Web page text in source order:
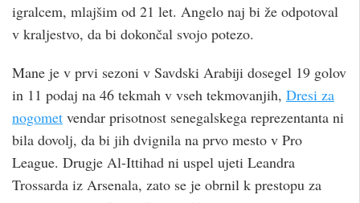
igralcem, mlajšim od 21 let. Angelo naj bi že odpotoval
v kraljestvo, da bi dokončal svojo potezo.
Mane je v prvi sezoni v Savdski Arabiji dosegel 19 golov
in 11 podaj na 46 tekmah v vseh tekmovanjih, Dresi za
nogomet vendar prisotnost senegalskega reprezentanta ni
bila dovolj, da bi jih dvignila na prvo mesto v Pro
League. Drugje Al-Ittihad ni uspel ujeti Leandra
Trossarda iz Arsenala, zato se je obrnil k prestopu za